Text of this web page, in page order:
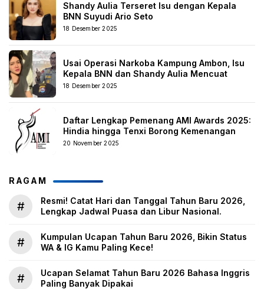
Shandy Aulia Terseret Isu dengan Kepala
BNN Suyudi Ario Seto
18 Desember 2025
Usai Operasi Narkoba Kampung Ambon, Isu
Kepala BNN dan Shandy Aulia Mencuat
18 Desember 2025
Daftar Lengkap Pemenang AMI Awards 2025:
Hindia hingga Tenxi Borong Kemenangan
20 November 2025
RAGAM
#
Resmi! Catat Hari dan Tanggal Tahun Baru 2026,
Lengkap Jadwal Puasa dan Libur Nasional.
#
Kumpulan Ucapan Tahun Baru 2026, Bikin Status
WA & IG Kamu Paling Kece!
#
Ucapan Selamat Tahun Baru 2026 Bahasa Inggris
Paling Banyak Dipakai